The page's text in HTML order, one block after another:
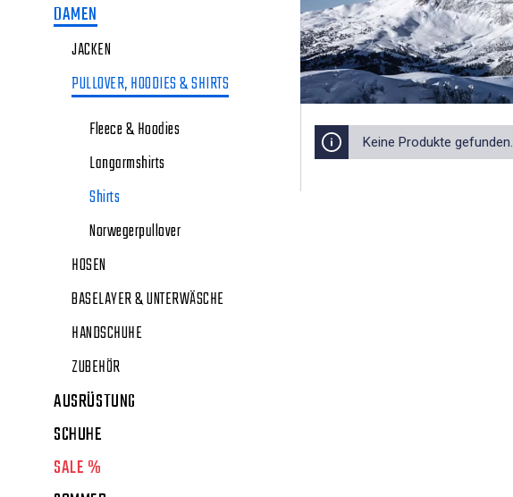
DAMEN
JACKEN
PULLOVER, HOODIES & SHIRTS
Fleece & Hoodies
Langarmshirts
Shirts
Norwegerpullover
HOSEN
BASELAYER & UNTERWÄSCHE
HANDSCHUHE
ZUBEHÖR
AUSRÜSTUNG
SCHUHE
SALE %
Keine Produkte gefunden.